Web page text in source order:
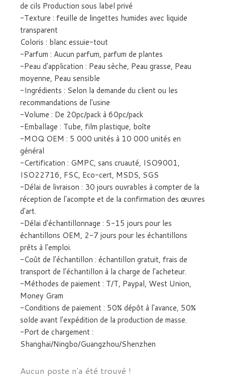
de cils Production sous label privé
-Texture : feuille de lingettes humides avec liquide
transparent
Coloris : blanc essuie-tout
-Parfum : Aucun parfum, parfum de plantes
-Peau d'application : Peau sèche, Peau grasse, Peau
moyenne, Peau sensible
-Ingrédients : Selon la demande du client ou les
recommandations de l'usine
-Volume : De 20pc/pack à 60pc/pack
-Emballage : Tube, film plastique, boîte
-MOQ OEM : 5 000 unités à 10 000 unités en
général
-Certification : GMPC, sans cruauté, ISO9001,
ISO22716, FSC, Eco-cert, MSDS, SGS
-Délai de livraison : 30 jours ouvrables à compter de la
réception de l'acompte et de la confirmation des œuvres
d'art.
-Délai d'échantillonnage : 5-15 jours pour les
échantillons OEM, 2-7 jours pour les échantillons
prêts à l'emploi.
-Coût de l'échantillon : échantillon gratuit, frais de
transport de l'échantillon à la charge de l'acheteur.
-Méthodes de paiement : T/T, Paypal, West Union,
Money Gram
-Conditions de paiement : 50% dépôt à l'avance, 50%
solde avant l'expédition de la production de masse.
-Port de chargement :
Shanghai/Ningbo/Guangzhou/Shenzhen
Aucun poste n'a été trouvé !